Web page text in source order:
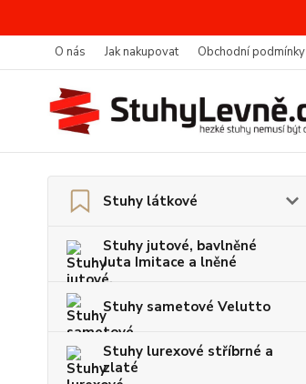
O nás Jak nakupovat Obchodní podmínky
Stuhy látkové
Stuhy jutové, bavlněné
Juta Imitace a lněné
Stuhy sametové Velutto
Stuhy lurexové stříbrné a
zlaté